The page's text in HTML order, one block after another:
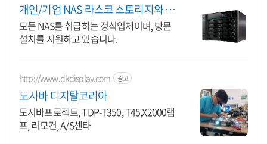
개인/기업 NAS 라스코 스토리지와 나
스 정품 판매처
모든 NAS를 취급하는 정식업체이며, 방문
설치를 지원하고 있습니다.
http://www.dkdisplay.com 광고
도시바 디지탈코리아
도시바프로젝트, TDP-T350, T45,X2000램
프, 리모컨, A/S센타